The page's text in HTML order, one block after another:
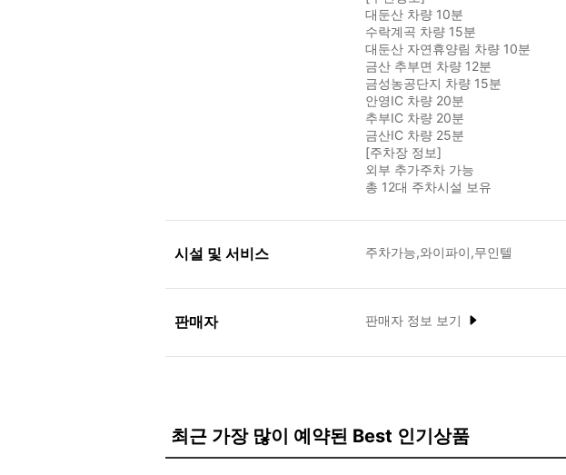
대둔산 차량 10분
수락계곡 차량 15분
대둔산 자연휴양림 차량 10분
금산 추부면 차량 12분
금성농공단지 차량 15분
안영IC 차량 20분
추부IC 차량 20분
금산IC 차량 25분
[주차장 정보]
외부 추가주차 가능
총 12대 주차시설 보유
시설 및 서비스 주차가능,와이파이,무인텔
판매자 판매자 정보 보기
최근 가장 많이 예약된 Best 인기상품